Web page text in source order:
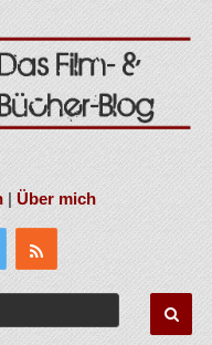
|Über mich